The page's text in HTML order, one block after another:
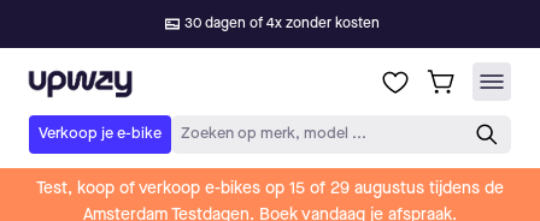
30 dagen of 4x zonder kosten
Upway
Verkoop je e-bike Zoeken op merk, model ...
Test, koop of verkoop e-bikes op 15 of 29 augustus tijdens de
Amsterdam Testdagen. Boek vandaag je afspraak.